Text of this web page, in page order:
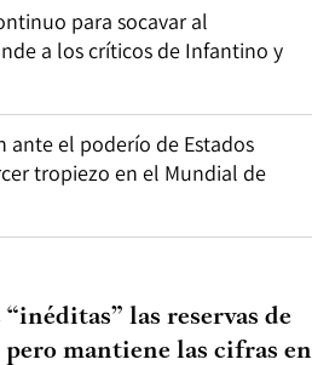
para socavar al
a los críticos de Infantino y
ante el poderío de Estados
tropiezo en el Mundial de
las reservas de
mantiene las cifras en